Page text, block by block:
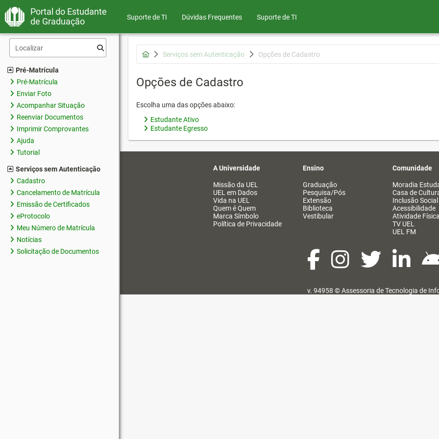
Portal do Estudante
de Graduação
Suporte de TI Dúvidas Frequentes Suporte de TI
Pré-Matrícula
Pré-Matrícula
Enviar Foto
Acompanhar Situação
Reenviar Documentos
Imprimir Comprovantes
Ajuda
Tutorial
Serviços sem Autenticação
Cadastro
Cancelamento de Matrícula
Emissão de Certificados
eProtocolo
Meu Número de Matrícula
Notícias
Solicitação de Documentos
Serviços sem Autenticação Opções de Cadastro
Opções de Cadastro
Escolha uma das opções abaixo:
Estudante Ativo
Estudante Egresso
A Universidade
Missão da UEL
UEL em Dados
Vida na UEL
Quem é Quem
Marca Símbolo
Política de Privacidade
Ensino
Graduação
Pesquisa/Pós
Extensão
Biblioteca
Vestibular
Comunidade
Moradia
Casa de
Inclusão Social
Acessibilidade
Atividade Física
TV UEL
UEL FM
v. 94958 ©Assessoria de Tecnologia de